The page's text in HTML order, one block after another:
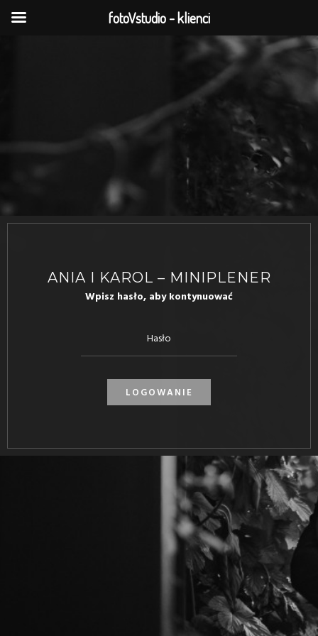
ANIA I KAROL – MINIPLENER
Wpisz hasło, aby kontynuować
fotoVstudio - klienci